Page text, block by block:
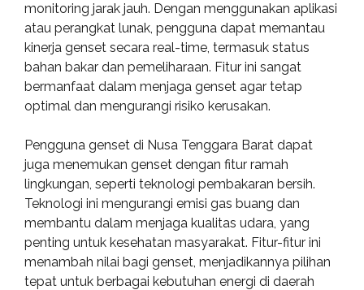
monitoring jarak jauh. Dengan menggunakan aplikasi
atau perangkat lunak, pengguna dapat memantau
kinerja genset secara real-time, termasuk status
bahan bakar dan pemeliharaan. Fitur ini sangat
bermanfaat dalam menjaga genset agar tetap
optimal dan mengurangi risiko kerusakan.
Pengguna genset di Nusa Tenggara Barat dapat
juga menemukan genset dengan fitur ramah
lingkungan, seperti teknologi pembakaran bersih.
Teknologi ini mengurangi emisi gas buang dan
membantu dalam menjaga kualitas udara, yang
penting untuk kesehatan masyarakat. Fitur-fitur ini
menambah nilai bagi genset, menjadikannya pilihan
tepat untuk berbagai kebutuhan energi di daerah